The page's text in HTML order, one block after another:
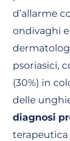
d’allarme
ondivaghi
psoriasici,
(30%) in
delle
diagnosi
terapeutica